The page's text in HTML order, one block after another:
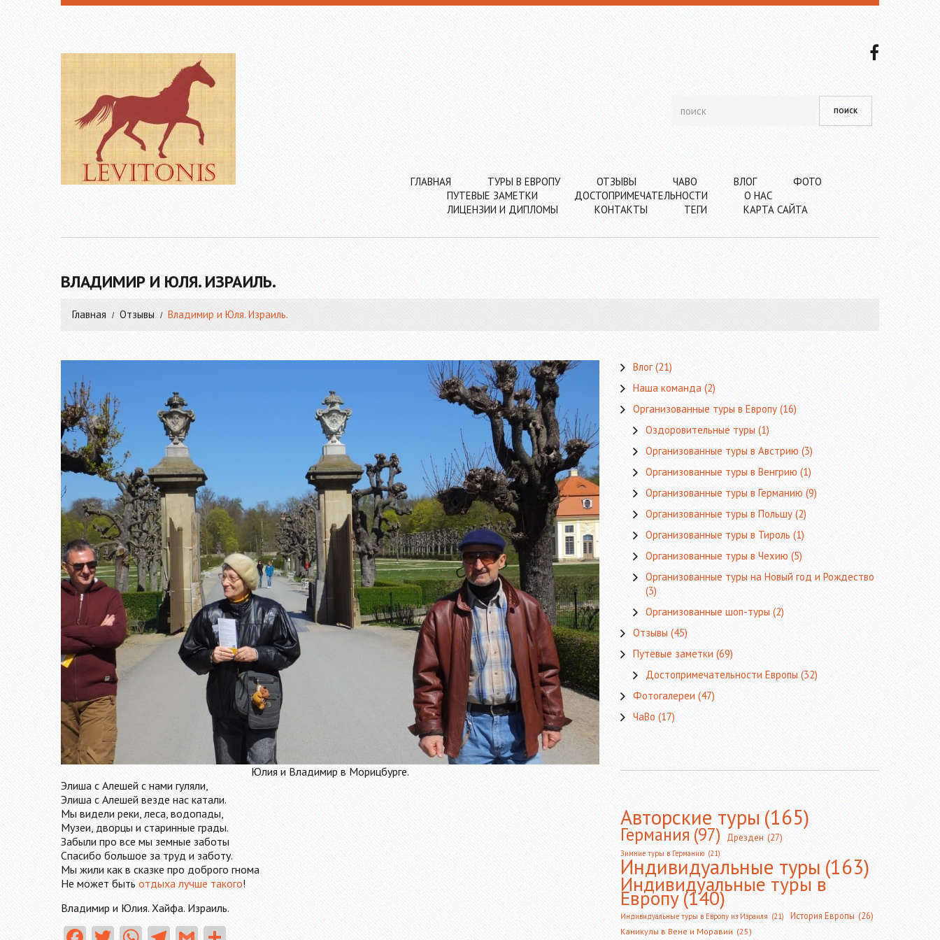
ГЛАВНАЯ ТУРЫ В ЕВРОПУ ОТЗЫВЫ ЧАВО ВЛОГ
ФОТО
ПУТЕВЫЕ ЗАМЕТКИ
ДОСТОПРИМЕЧАТЕЛЬНОСТИ
О НАС
ЛИЦЕНЗИИ И ДИПЛОМЫ
КОНТАКТЫ ТЕГИ КАРТА САЙТА
ВЛАДИМИР И ЮЛЯ. ИЗРАИЛЬ.
Главная Отзывы Владимир и Юля. Израиль.
Юлия и Владимир в Морицбурге.
Элиша с Алешей с нами гуляли,
Элиша с Алешей везде нас катали.
Мы видели реки, леса, водопады,
Музеи, дворцы и старинные грады.
Забыли про все мы земные заботы
Спасибо большое за труд и заботу.
Мы жили как в сказке про доброго гнома
Не может бытьотдыха лучше такого!
Владимир и Юлия. Хайфа. Израиль.
Влог(21)
Наша команда(2)
Организованные туры в Европу(16)
Оздоровительные туры(1)
Организованные туры в Австрию (3)
Организованные туры в Венгрию(1)
Организованные туры в Германию(9)
Организованные туры в Польшу(2)
Организованные туры в Тироль(1)
Организованные туры в Чехию(5)
Организованные туры на Новый год и Рождество
(3)
Организованные шоп-туры(2)
Отзывы(45)
Путевые заметки(69)
Достопримечательности Европы(32)
Фотогалереи(47)
ЧаВо(17)
Авторские туры(165)
Германия(97) Дрезден (27)
Зимние туры в Германию (21)
Индивидуальные туры(163)
Индивидуальные туры в
Европу(140)
Индивидуальные туры в Европу из Израиля (21) История Европы (26)
Каникулы в Вене и Моравии (25)